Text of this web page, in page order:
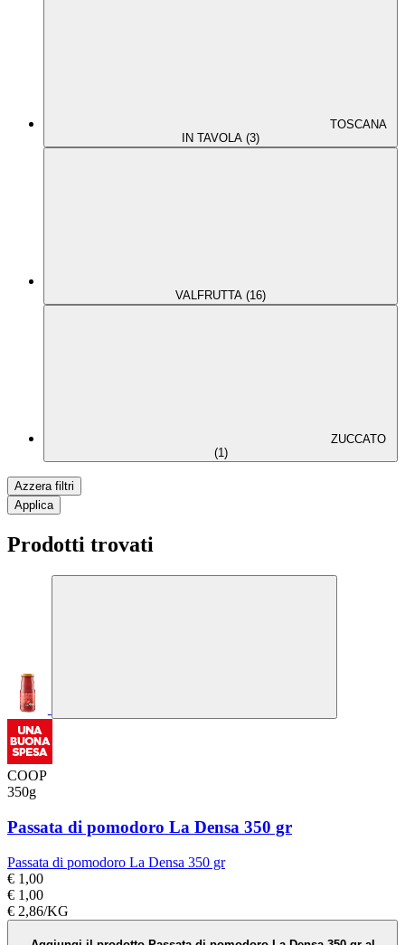
TOSCANA
IN TAVOLA (3)
VALFRUTTA (16)
ZUCCATO
(1)
Azzera filtri
Applica
Prodotti trovati
COOP
350g
Passata di pomodoro La Densa 350 gr
Passata di pomodoro La Densa 350 gr
€ 1,00
€ 1,00
€ 2,86/KG